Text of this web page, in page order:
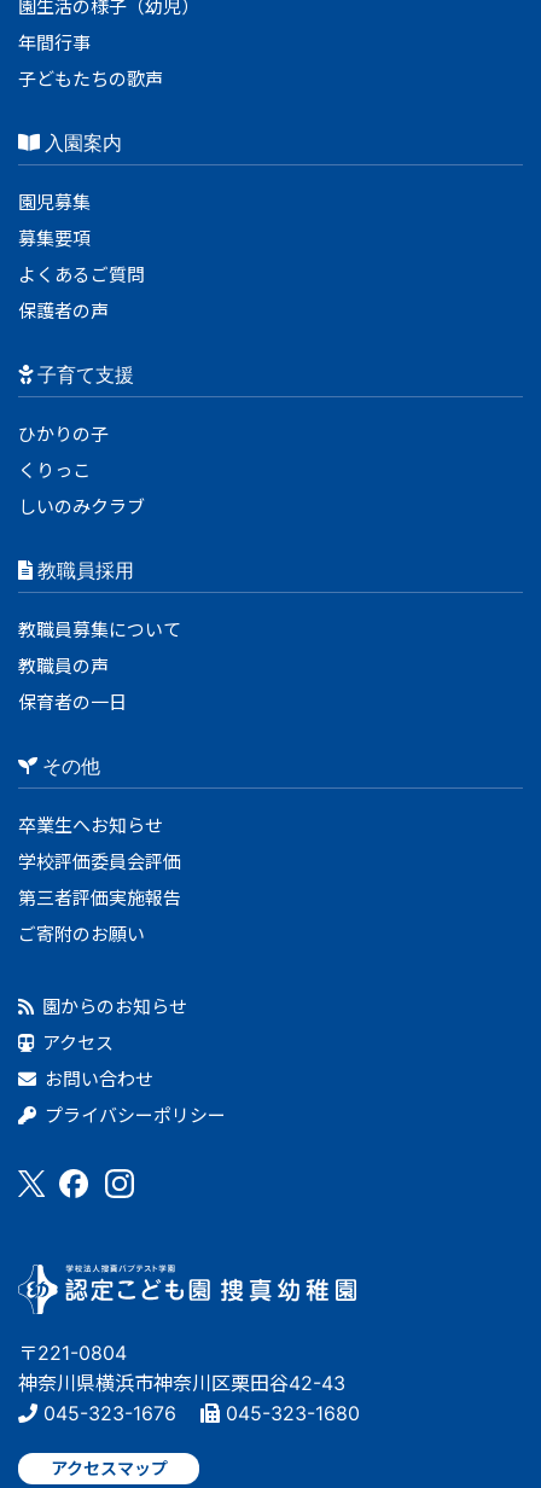
〒221-0804
神奈川県横浜市神奈川区栗田谷42-43
045-323-1676
045-323-1680
アクセスマップ
園生活の様子（幼児）
年間行事
子どもたちの歌声
入園案内
園児募集
募集要項
よくあるご質問
保護者の声
子育て支援
ひかりの子
くりっこ
しいのみクラブ
教職員採用
教職員募集について
教職員の声
保育者の一日
その他
卒業生へお知らせ
学校評価委員会評価
第三者評価実施報告
ご寄附のお願い
園からのお知らせ
アクセス
お問い合わせ
プライバシーポリシー